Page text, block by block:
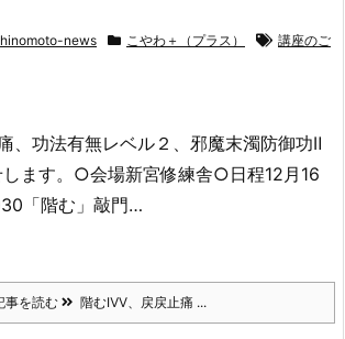
hinomoto-news こやわ＋（プラス）
講座のご
、功法有無レベル２、邪魔末濁防御功Ⅱ
ます。○会場新宮修練舎○日程12月16
「階む」敲門…
事を読む 階むⅣⅤ、戻戻止痛 ...